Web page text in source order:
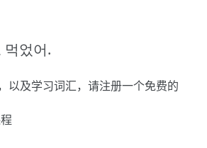
먹었어.
以及学习词汇，请注册一个免费的